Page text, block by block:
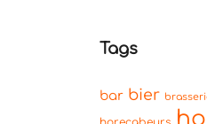
Tags
bar bier